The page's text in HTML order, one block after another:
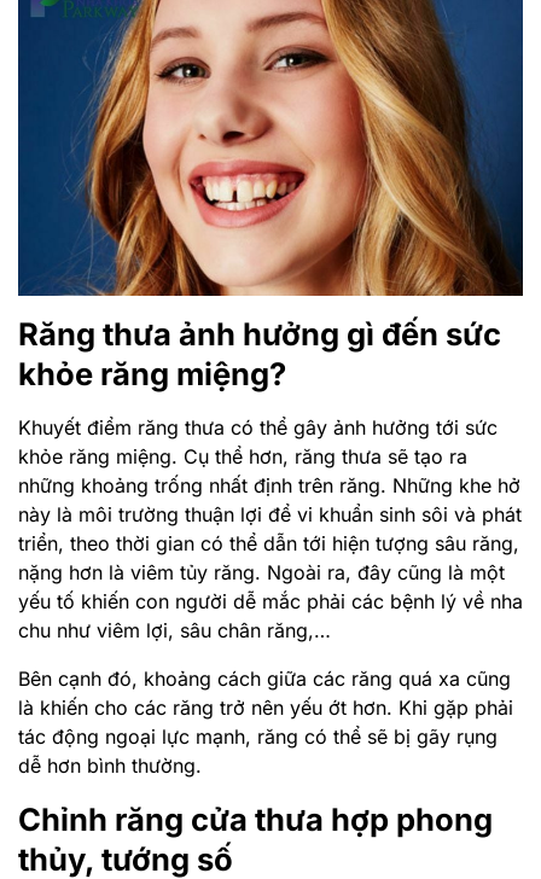
Răng thưa ảnh hưởng gì đến sức
khỏe răng miệng?
Khuyết điểm răng thưa có thể gây ảnh hưởng tới sức
khỏe răng miệng. Cụ thể hơn, răng thưa sẽ tạo ra
những khoảng trống nhất định trên răng. Những khe hở
này là môi trường thuận lợi để vi khuẩn sinh sôi và phát
triển, theo thời gian có thể dẫn tới hiện tượng sâu răng,
nặng hơn là viêm tủy răng. Ngoài ra, đây cũng là một
yếu tố khiến con người dễ mắc phải các bệnh lý về nha
chu như viêm lợi, sâu chân răng,…
Bên cạnh đó, khoảng cách giữa các răng quá xa cũng
là khiến cho các răng trở nên yếu ớt hơn. Khi gặp phải
tác động ngoại lực mạnh, răng có thể sẽ bị gãy rụng
dễ hơn bình thường.
Chỉnh răng cửa thưa hợp phong
thủy, tướng số